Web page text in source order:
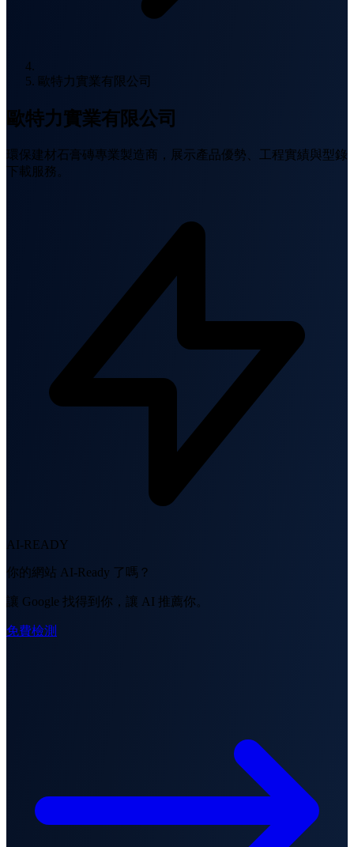
歐特力實業有限公司
歐特力實業有限公司
環保建材石膏磚專業製造商，展示產品優勢、工程實績與型錄
下載服務。
AI-READY
你的網站 AI-Ready 了嗎？
讓 Google 找得到你，讓 AI 推薦你。
免費檢測